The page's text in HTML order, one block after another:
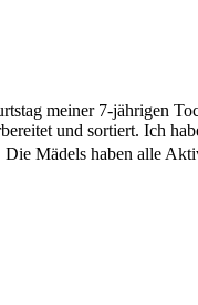
meiner 7-jährigen
und sortiert. Ich
Die Mädels haben alle